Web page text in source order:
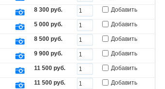
8 300 руб. Добавить
5 000 руб. Добавить
8 500 руб. Добавить
9 900 руб. Добавить
11 500 руб. Добавить
11 500 руб. Добавить